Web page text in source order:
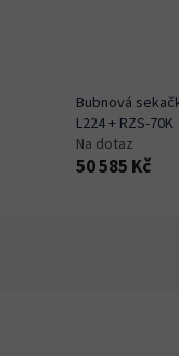
Bubnová
L224 + RZS-70K
Na dotaz
50 585 Kč